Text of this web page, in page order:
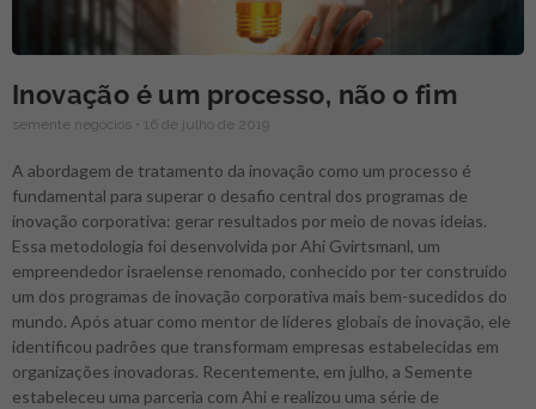
Inovação é um processo, não o fim
semente negócios 16 de julho de 2019
A abordagem de tratamento da inovação como um processo é
fundamental para superar o desafio central dos programas de
inovação corporativa: gerar resultados por meio de novas ideias.
Essa metodologia foi desenvolvida por Ahi Gvirtsmanl, um
empreendedor israelense renomado, conhecido por ter construído
um dos programas de inovação corporativa mais bem-sucedidos do
mundo. Após atuar como mentor de líderes globais de inovação, ele
identificou padrões que transformam empresas estabelecidas em
organizações inovadoras. Recentemente, em julho, a Semente
estabeleceu uma parceria com Ahi e realizou uma série de